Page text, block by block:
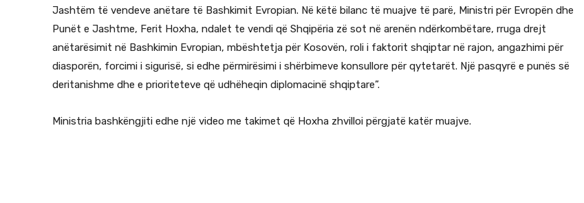
Jashtëm të vendeve anëtare të Bashkimit Evropian. Në këtë bilanc të muajve të parë, Ministri për Evropën dhe
Punët e Jashtme, Ferit Hoxha, ndalet te vendi që Shqipëria zë sot në arenën ndërkombëtare, rruga drejt
anëtarësimit në Bashkimin Evropian, mbështetja për Kosovën, roli i faktorit shqiptar në rajon, angazhimi për
diasporën, forcimi i sigurisë, si edhe përmirësimi i shërbimeve konsullore për qytetarët. Një pasqyrë e punës së
deritanishme dhe e prioriteteve që udhëheqin diplomacinë shqiptare”.
Ministria bashkëngjiti edhe një video me takimet që Hoxha zhvilloi përgjatë katër muajve.